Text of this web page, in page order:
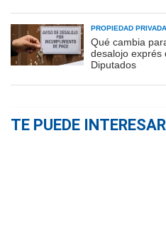
PROPIEDAD PRIVADA
Qué cambia
desalojo exprés
Diputados
TE PUEDE INTERESAR